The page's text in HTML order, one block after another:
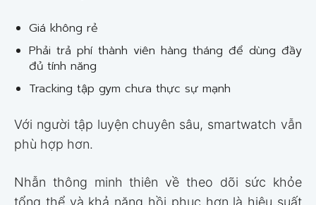
Giá không rẻ
Phải trả phí thành viên hàng tháng để dùng đầy
đủ tính năng
Tracking tập gym chưa thực sự mạnh
Với người tập luyện chuyên sâu, smartwatch vẫn
phù hợp hơn.
Nhẫn thông minh thiên về theo dõi sức khỏe
tổng thể và khả năng hồi phục hơn là hiệu suất